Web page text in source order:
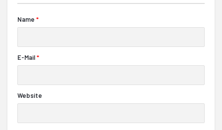
Name *
E-Mail*
Website